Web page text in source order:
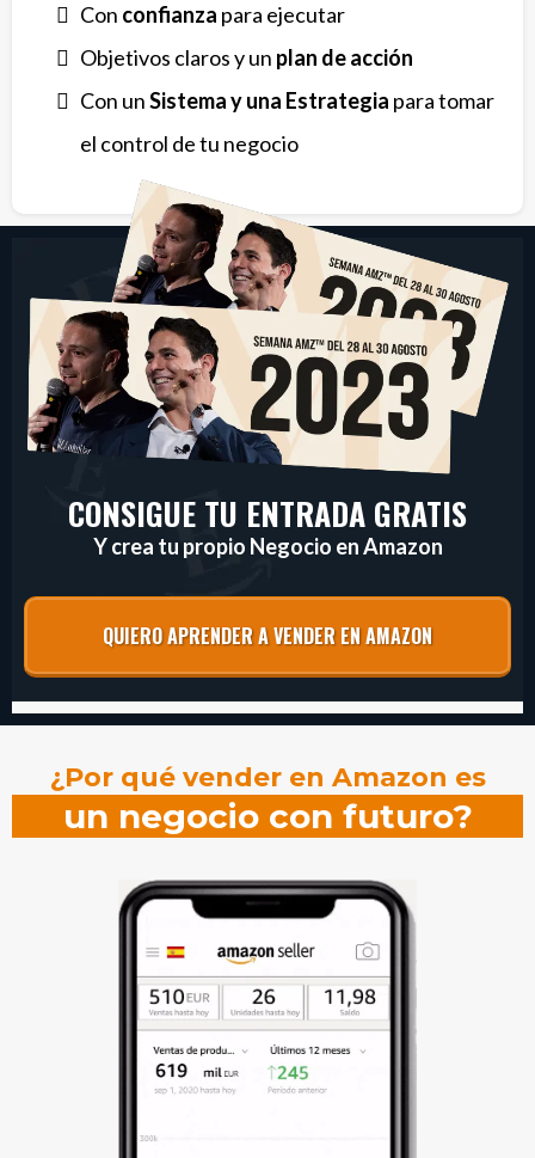
Con confianza para ejecutar
Objetivos claros y un plan de acción
Con unSistema y una Estrategia para tomar
el control de tu negocio
CONSIGUE TU ENTRADA GRATIS
Y crea tu propio Negocio en Amazon
QUIERO APRENDER A VENDER EN AMAZON
¿Por qué vender en Amazon es
un negocio con futuro?